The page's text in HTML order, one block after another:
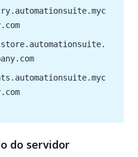
do servidor